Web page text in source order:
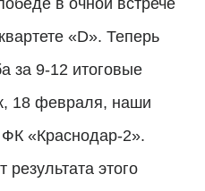
«D». Теперь
за 9-12 итоговые
18 февраля, наши
«Краснодар-2».
этого